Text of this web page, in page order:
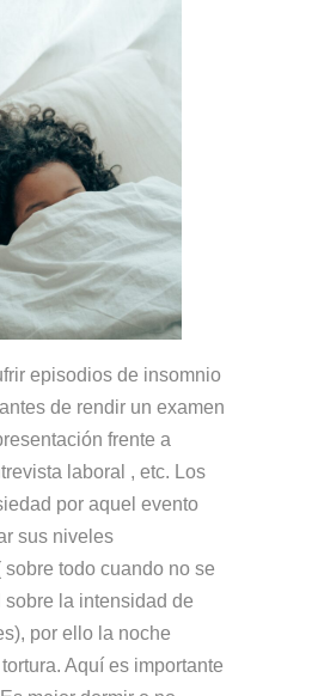
episodios de insomnio
de rendir un examen
frente a
laboral , etc. Los
por aquel evento
sus niveles
todo cuando no se
sobre la intensidad de
por ello la noche
Aquí es importante